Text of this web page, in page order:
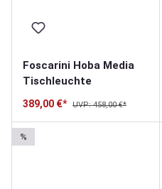
Foscarini Hoba Media
Tischleuchte
389,00 €* UVP: 458,00 €*
%